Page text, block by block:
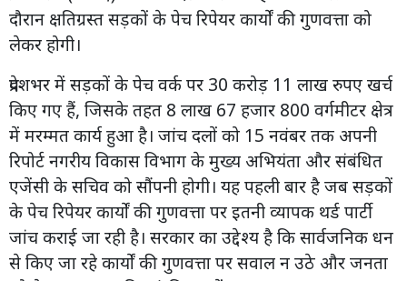
दौरान क्षतिग्रस्त सड़कों के पेच रिपेयर कार्यों की गुणवत्ता को
लेकर होगी।
प्रदेशभर में सड़कों के पेच वर्क पर 30 करोड़ 11 लाख रुपए खर्च
किए गए हैं, जिसके तहत 8 लाख 67 हजार 800 वर्गमीटर क्षेत्र
में मरम्मत कार्य हुआ है। जांच दलों को 15 नवंबर तक अपनी
रिपोर्ट नगरीय विकास विभाग के मुख्य अभियंता और संबंधित
एजेंसी के सचिव को सौंपनी होगी। यह पहली बार है जब सड़कों
के पेच रिपेयर कार्यों की गुणवत्ता पर इतनी व्यापक थर्ड पार्टी
जांच कराई जा रही है। सरकार का उद्देश्य है कि सार्वजनिक धन
से किए जा रहे कार्यों की गुणवत्ता पर सवाल न उठे और जनता